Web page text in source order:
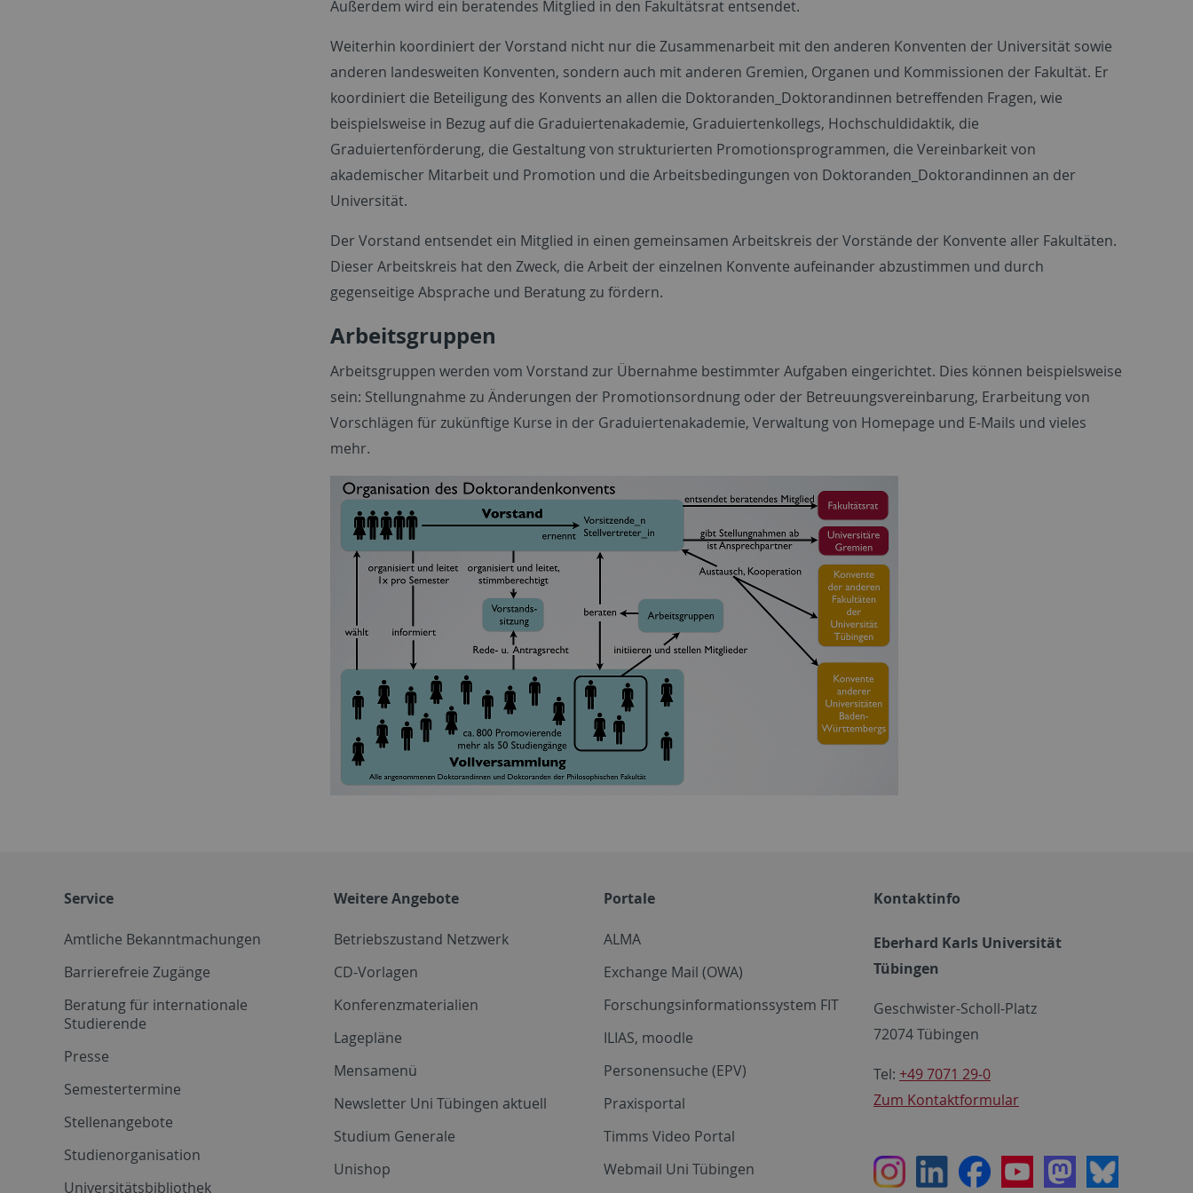
Außerdem wird ein beratendes Mitglied in den Fakultätsrat entsendet.
Weiterhin koordiniert der Vorstand nicht nur die Zusammenarbeit mit den anderen Konventen der Universität sowie
anderen landesweiten Konventen, sondern auch mit anderen Gremien, Organen und Kommissionen der Fakultät. Er
koordiniert die Beteiligung des Konvents an allen die Doktoranden_Doktorandinnen betreffenden Fragen, wie
beispielsweise in Bezug auf die Graduiertenakademie, Graduiertenkollegs, Hochschuldidaktik, die
Graduiertenförderung, die Gestaltung von strukturierten Promotionsprogrammen, die Vereinbarkeit von
akademischer Mitarbeit und Promotion und die Arbeitsbedingungen von Doktoranden_Doktorandinnen an der
Universität.
Der Vorstand entsendet ein Mitglied in einen gemeinsamen Arbeitskreis der Vorstände der Konvente aller Fakultäten.
Dieser Arbeitskreis hat den Zweck, die Arbeit der einzelnen Konvente aufeinander abzustimmen und durch
gegenseitige Absprache und Beratung zu fördern.
Arbeitsgruppen
Arbeitsgruppen werden vom Vorstand zur Übernahme bestimmter Aufgaben eingerichtet. Dies können beispielsweise
sein: Stellungnahme zu Änderungen der Promotionsordnung oder der Betreuungsvereinbarung, Erarbeitung von
Vorschlägen für zukünftige Kurse in der Graduiertenakademie, Verwaltung von Homepage und E-Mails und vieles
mehr.
Service
Amtliche Bekanntmachungen
Barrierefreie Zugänge
Beratung für internationale
Studierende
Presse
Semestertermine
Stellenangebote
Studienorganisation
Universitätsbibliothek
Weitere Angebote
Betriebszustand Netzwerk
CD-Vorlagen
Konferenzmaterialien
Lagepläne
Mensamenü
Newsletter Uni Tübingen aktuell
Studium Generale
Unishop
Portale
ALMA
Exchange Mail (OWA)
Forschungsinformationssystem FIT
ILIAS, moodle
Personensuche (EPV)
Praxisportal
Timms Video Portal
Webmail Uni Tübingen
Kontaktinfo
Eberhard Karls Universität
Tübingen
Geschwister-Scholl-Platz
72074 Tübingen
Tel: +49 7071 29-0
Zum Kontaktformular
InstagramLinkedInFacebookYoutubeMastodon
Bluesky